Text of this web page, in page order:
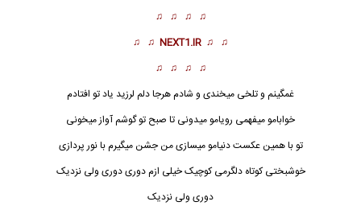
♫ ♫ ♫ ♫
♫ ♫
NEXT1.IR
♫ ♫
♫ ♫ ♫ ♫
غمگینم و تلخی میخندی و شادم هرجا دلم لرزید یاد تو افتادم
خوابامو میفهمی رویامو میدونی تا صبح تو گوشم آواز میخونی
تو با همین عکست دنیامو میسازی من جشن میگیرم با نور پردازی
خوشبختی کوتاه دلگرمی کوچیک خیلی ازم دوری دوری ولی نزدیک
دوری ولی نزدیک